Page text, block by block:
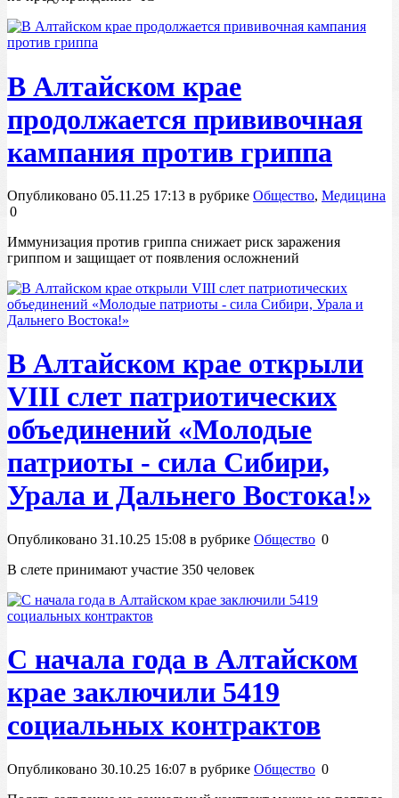
В Алтайском крае
продолжается прививочная
кампания против гриппа
Опубликовано 05.11.25 17:13 в рубрике Общество, Медицина
0
Иммунизация против гриппа снижает риск заражения
гриппом и защищает от появления осложнений
В Алтайском крае открыли
VIII слет патриотических
объединений «Молодые
патриоты - сила Сибири,
Урала и Дальнего Востока!»
Опубликовано 31.10.25 15:08 в рубрике Общество 0
В слете принимают участие 350 человек
С начала года в Алтайском
крае заключили 5419
социальных контрактов
Опубликовано 30.10.25 16:07 в рубрике Общество 0